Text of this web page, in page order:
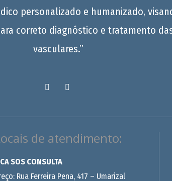
personalizado e humanizado,
correto diagnóstico e tratamento
vasculares.”
de atendimento:
SOS CONSULTA
Rua Ferreira Pena, 417 – Umarizal